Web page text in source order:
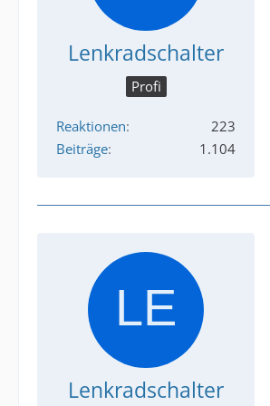
Lenkradschalter
Profi
Reaktionen
223
Beiträge
1.104
Lenkradschalter